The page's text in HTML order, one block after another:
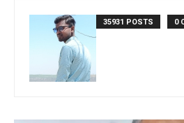
35931 POSTS 0